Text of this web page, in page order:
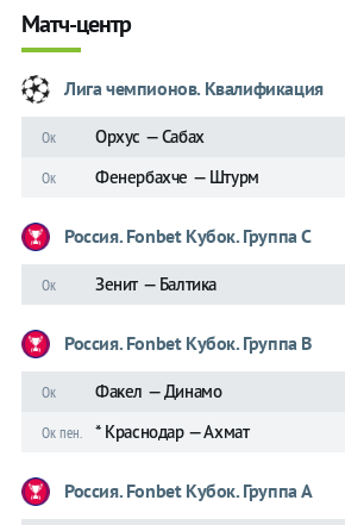
Матч-центр
Лига чемпионов. Квалификация
Ок Орхус — Сабах
Ок Фенербахче — Штурм
Россия. Fonbet Кубок. Группа C
Ок Зенит — Балтика
Россия. Fonbet Кубок. Группа B
Ок Факел — Динамо
Ок пен. * Краснодар — Ахмат
Россия. Fonbet Кубок. Группа A